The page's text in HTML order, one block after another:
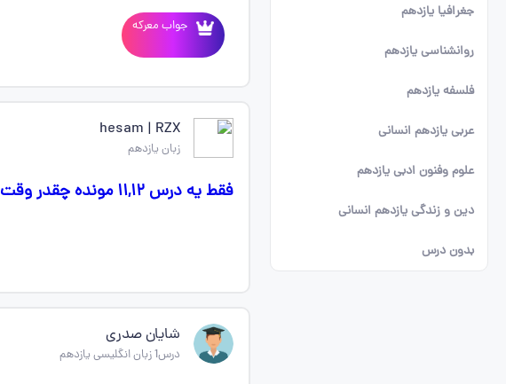
جغرافیا یازدهم
روانشناسی یازدهم
فلسفه یازدهم
عربی یازدهم انسانی
علوم وفنون ادبی یازدهم
دین و زندگی یازدهم انسانی
بدون درس
جواب معرکه
hesam | RZX
زبان یازدهم
فقط یه درس ۱۱,۱۲ مونده چقدر وقت می‌بره تا همین امشب بخونمش؟
شایان صدری
درس1 زبان انگلیسی یازدهم